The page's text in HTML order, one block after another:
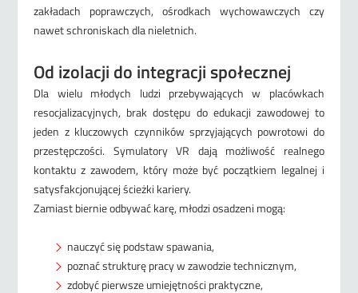
zakładach poprawczych, ośrodkach wychowawczych czy
nawet schroniskach dla nieletnich.
Od izolacji do integracji społecznej
Dla wielu młodych ludzi przebywających w placówkach
resocjalizacyjnych, brak dostępu do edukacji zawodowej to
jeden z kluczowych czynników sprzyjających powrotowi do
przestępczości. Symulatory VR dają możliwość realnego
kontaktu z zawodem, który może być początkiem legalnej i
satysfakcjonującej ścieżki kariery.
Zamiast biernie odbywać karę, młodzi osadzeni mogą:
nauczyć się podstaw spawania,
poznać strukturę pracy w zawodzie technicznym,
zdobyć pierwsze umiejętności praktyczne,